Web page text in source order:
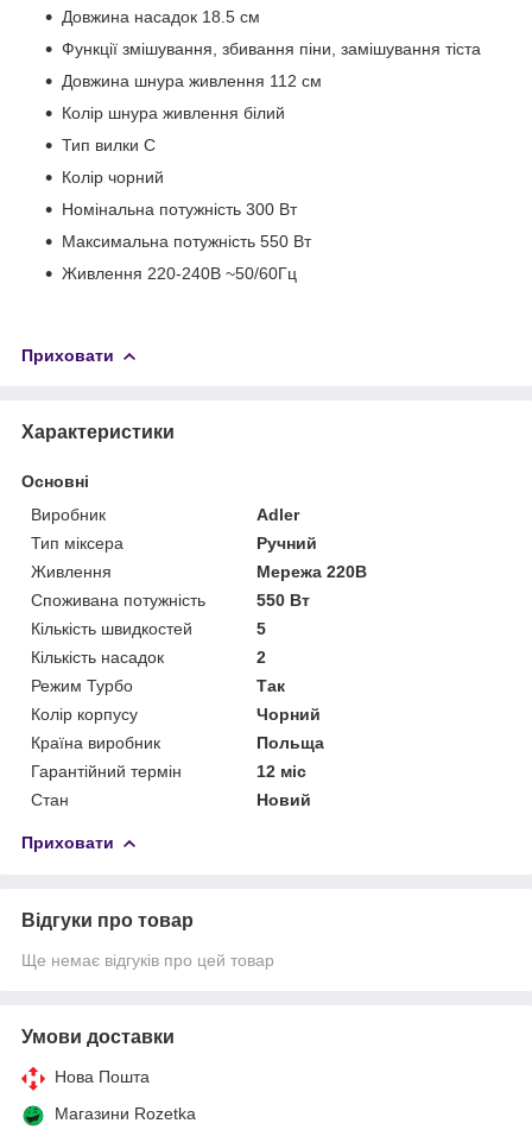
Довжина насадок 18.5 см
Функції змішування, збивання піни, замішування тіста
Довжина шнура живлення 112 см
Колір шнура живлення білий
Тип вилки C
Колір чорний
Номінальна потужність 300 Вт
Максимальна потужність 550 Вт
Живлення 220-240В ~50/60Гц
Приховати
Характеристики
Основні
Виробник
Adler
Тип міксера
Ручний
Живлення
Мережа 220В
Споживана потужність
550 Вт
Кількість швидкостей
5
Кількість насадок
2
Режим Турбо
Так
Колір корпусу
Чорний
Країна виробник
Польща
Гарантійний термін
12 міс
Стан
Новий
Приховати
Відгуки про товар
Ще немає відгуків про цей товар
Умови доставки
Нова Пошта
Магазини Rozetka